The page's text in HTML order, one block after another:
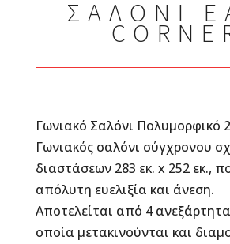
ΣΑΛΟΝΙ
Γωνιακό Σαλόνι Πολυμορφικό
Γωνιακός σαλόνι σύγχρονου
διαστάσεων 283 εκ. x 252 εκ.,
απόλυτη ευελιξία και άνεση.
Αποτελείται από 4
οποία μετακινούνται και